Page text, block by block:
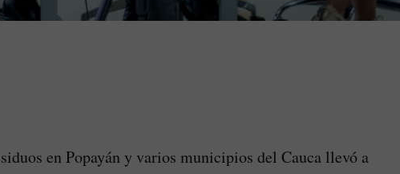
en Popayán y varios municipios del Cauca llevó a